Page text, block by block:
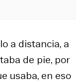
a distancia, a
de pie, por
usaba, en eso